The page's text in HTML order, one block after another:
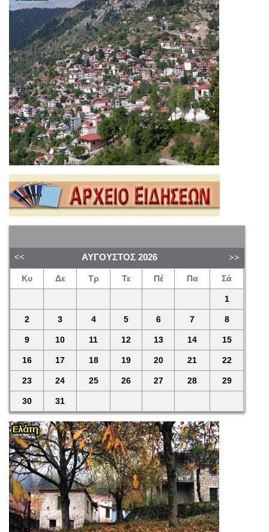
ΑΎΓΟΥΣΤΟΣ 2026
Κυ Δε Τρ Τε Πέ Πα Σά
1
2 3 4 5 6 7 8
9 10 11 12 13 14 15
16 17 18 19 20 21 22
23 24 25 26 27 28 29
30 31